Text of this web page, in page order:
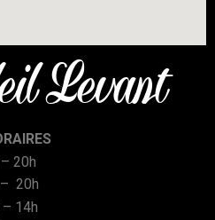
Levant